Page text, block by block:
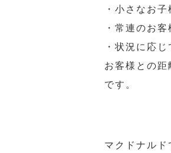
・小さなお
・常連のお
・状況に応
お客様との
です。
マクドナル